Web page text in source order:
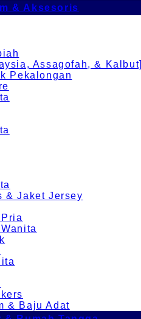
& Aksesoris
Assagofah, & Kalbut]
Pekalongan
& Jaket Jersey
& Baju Adat